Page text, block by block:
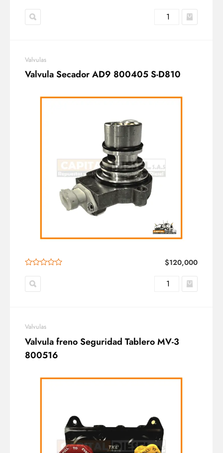
Valvulas
Valvula Secador AD9 800405 S-D810
$120,000
Valvulas
Valvula freno Seguridad Tablero MV-3
800516